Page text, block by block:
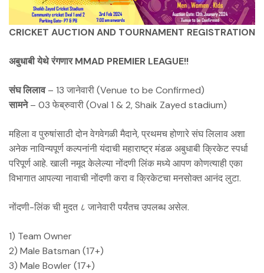
CRICKET AUCTION AND TOURNAMENT REGISTRATION
अबुधाबी येथे रंगणार MMAD PREMIER LEAGUE!!
संघ लिलाव– 13 जानेवारी (Venue to be Confirmed)
सामने– 03 फेब्रुवारी (Oval 1 & 2, Shaik Zayed stadium)
महिला व पुरुषांसाठी दोन वेगवेगळी मैदाने, प्रथमच होणारे संघ लिलाव अशा
अनेक नाविन्यपूर्ण कल्पनांनी यंदाची महाराष्ट्र मंडळ अबुधाबी क्रिकेट स्पर्धा
परिपूर्ण आहे. खाली नमूद केलेल्या नोंदणी लिंक मध्ये आपण कोणत्याही एका
विभागात आपल्या नावाची नोंदणी करा व क्रिकेटचा मनसोक्त आनंद लुटा.
नोंदणी-लिंक ची मुदत ८ जानेवारी पर्यंतच उपलब्ध असेल.
1) Team Owner
2) Male Batsman (17+)
3) Male Bowler (17+)